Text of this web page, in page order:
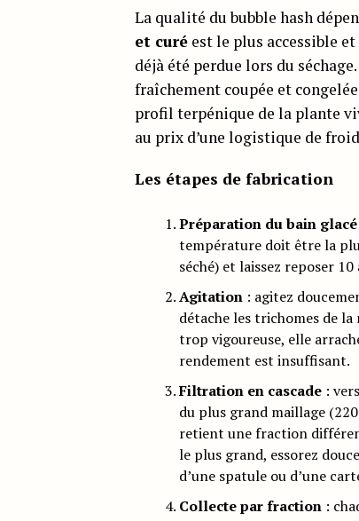
La qualité du bubble hash
et curé est le plus accessible
déjà été perdue lors du séchage.
fraîchement coupée et
profil terpénique de la plante
au prix d’une logistique de
Les étapes de fabrication
Préparation du bain glacé
température doit être la
séché) et laissez reposer
Agitation : agitez
détache les trichomes de
trop vigoureuse, elle
rendement est insuffisant.
Filtration en cascade :
du plus grand maillage
retient une fraction
le plus grand, essorez
d’une spatule ou d’une
Collecte par fraction :